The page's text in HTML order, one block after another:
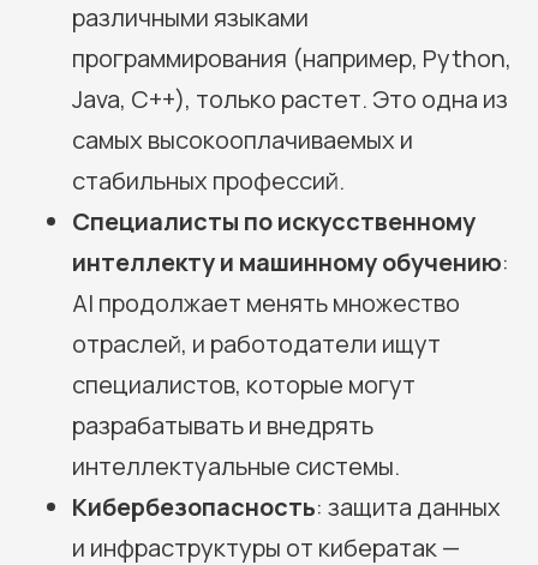
различными языками
программирования (например, Python,
Java, C++), только растет. Это одна из
самых высокооплачиваемых и
стабильных профессий.
Специалисты по искусственному
интеллекту и машинному обучению:
AI продолжает менять множество
отраслей, и работодатели ищут
специалистов, которые могут
разрабатывать и внедрять
интеллектуальные системы.
Кибербезопасность: защита данных
и инфраструктуры от кибератак —